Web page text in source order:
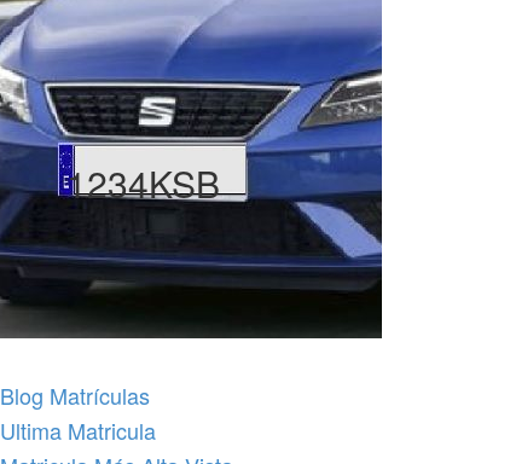
1234KSB
Blog Matrículas
Ultima Matricula